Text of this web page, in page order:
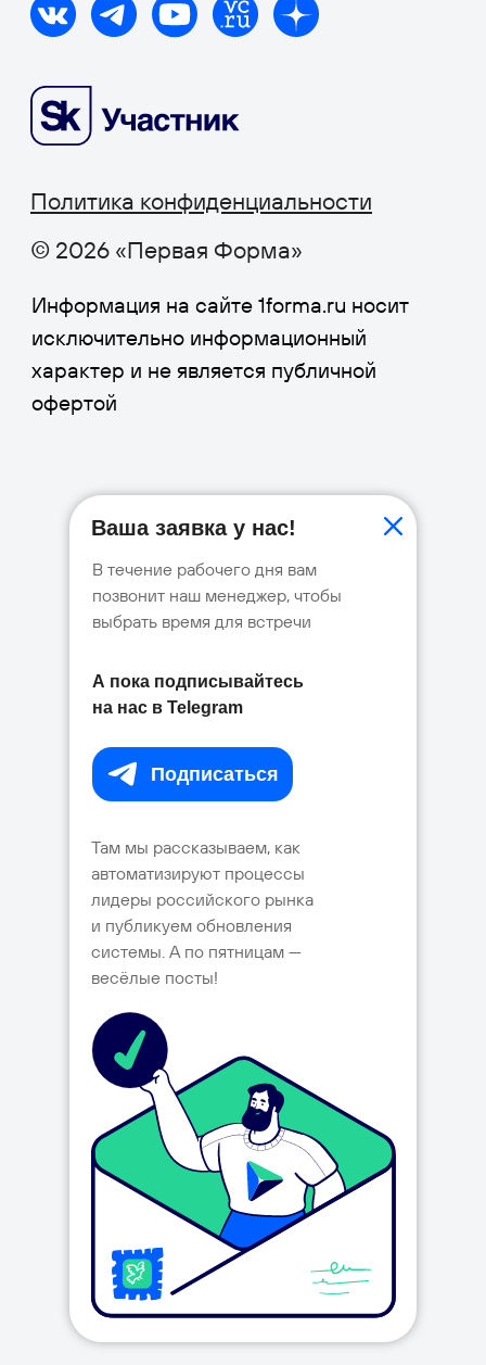
В течение рабочего дня вам
позвонит наш менеджер, чтобы
выбрать время для встречи
Ваша заявка у нас!
А пока подписывайтесь
на нас в Telegram
Там мы рассказываем, как
автоматизируют процессы
лидеры российского рынка
и публикуем обновления
системы. А по пятницам —
весёлые посты!
Подписаться⠀